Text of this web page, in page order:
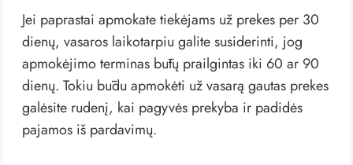
Jei paprastai apmokate tiekėjams už prekes per 30
dienų, vasaros laikotarpiu galite susiderinti, jog
apmokėjimo terminas būtų prailgintas iki 60 ar 90
dienų. Tokiu būdu apmokėti už vasarą gautas prekes
galėsite rudenį, kai pagyvės prekyba ir padidės
pajamos iš pardavimų.